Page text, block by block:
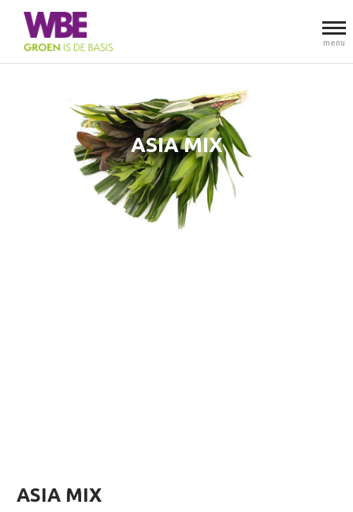
menu
ASIA MIX
ASIA MIX